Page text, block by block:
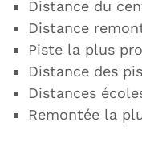
Distance du
Distance
Piste la plus
Distance des
Distances
Remontée la